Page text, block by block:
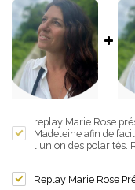
replay Marie Rose
Madeleine afin de
l'union des polarités.
Replay Marie Rose